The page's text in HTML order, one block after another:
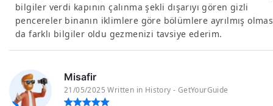
bilgiler verdi kapının çalınma şekli dışarıyı gören gizli
pencereler binanın iklimlere göre bölümlere ayrılmış
da farklı bilgiler oldu gezmenizi tavsiye ederim.
Misafir
21/05/2025 Written in History - GetYourGuide